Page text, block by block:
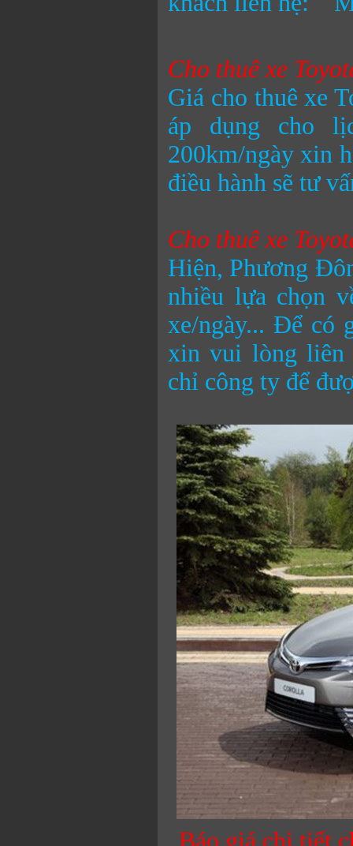
Cho thuê xe
Giá cho thuê xe
áp dụng cho
200km/ngày xin
điều hành sẽ tư
Cho thuê xe
Hiện, Phương
nhiều lựa chọn
xe/ngày... Để có
xin vui lòng liên
chỉ công ty để